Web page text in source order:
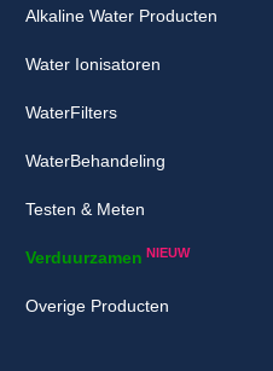
Alkaline Water Producten
Water Ionisatoren
WaterFilters
WaterBehandeling
Testen & Meten
Verduurzamen NIEUW
Overige Producten